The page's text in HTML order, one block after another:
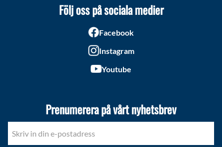
Följ oss på sociala medier
Facebook
Instagram
Youtube
Prenumerera på vårt nyhetsbrev